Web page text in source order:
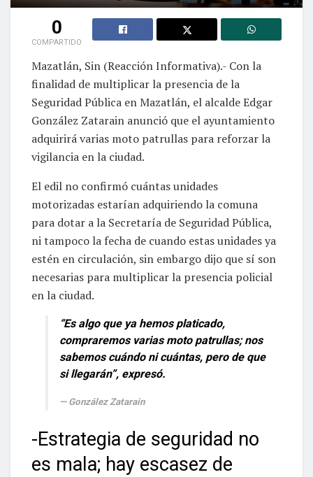
0
COMPARTIDO
Mazatlán, Sin (Reacción Informativa).- Con la
finalidad de multiplicar la presencia de la
Seguridad Pública en Mazatlán, el alcalde Edgar
González Zatarain anunció que el ayuntamiento
adquirirá varias moto patrullas para reforzar la
vigilancia en la ciudad.
El edil no confirmó cuántas unidades
motorizadas estarían adquiriendo la comuna
para dotar a la Secretaría de Seguridad Pública,
ni tampoco la fecha de cuando estas unidades ya
estén en circulación, sin embargo dijo que sí son
necesarias para multiplicar la presencia policial
en la ciudad.
“Es algo que ya hemos platicado,
compraremos varias moto patrullas; nos
sabemos cuándo ni cuántas, pero de que
si llegarán”, expresó.
González Zatarain
-Estrategia de seguridad no
es mala; hay escasez de